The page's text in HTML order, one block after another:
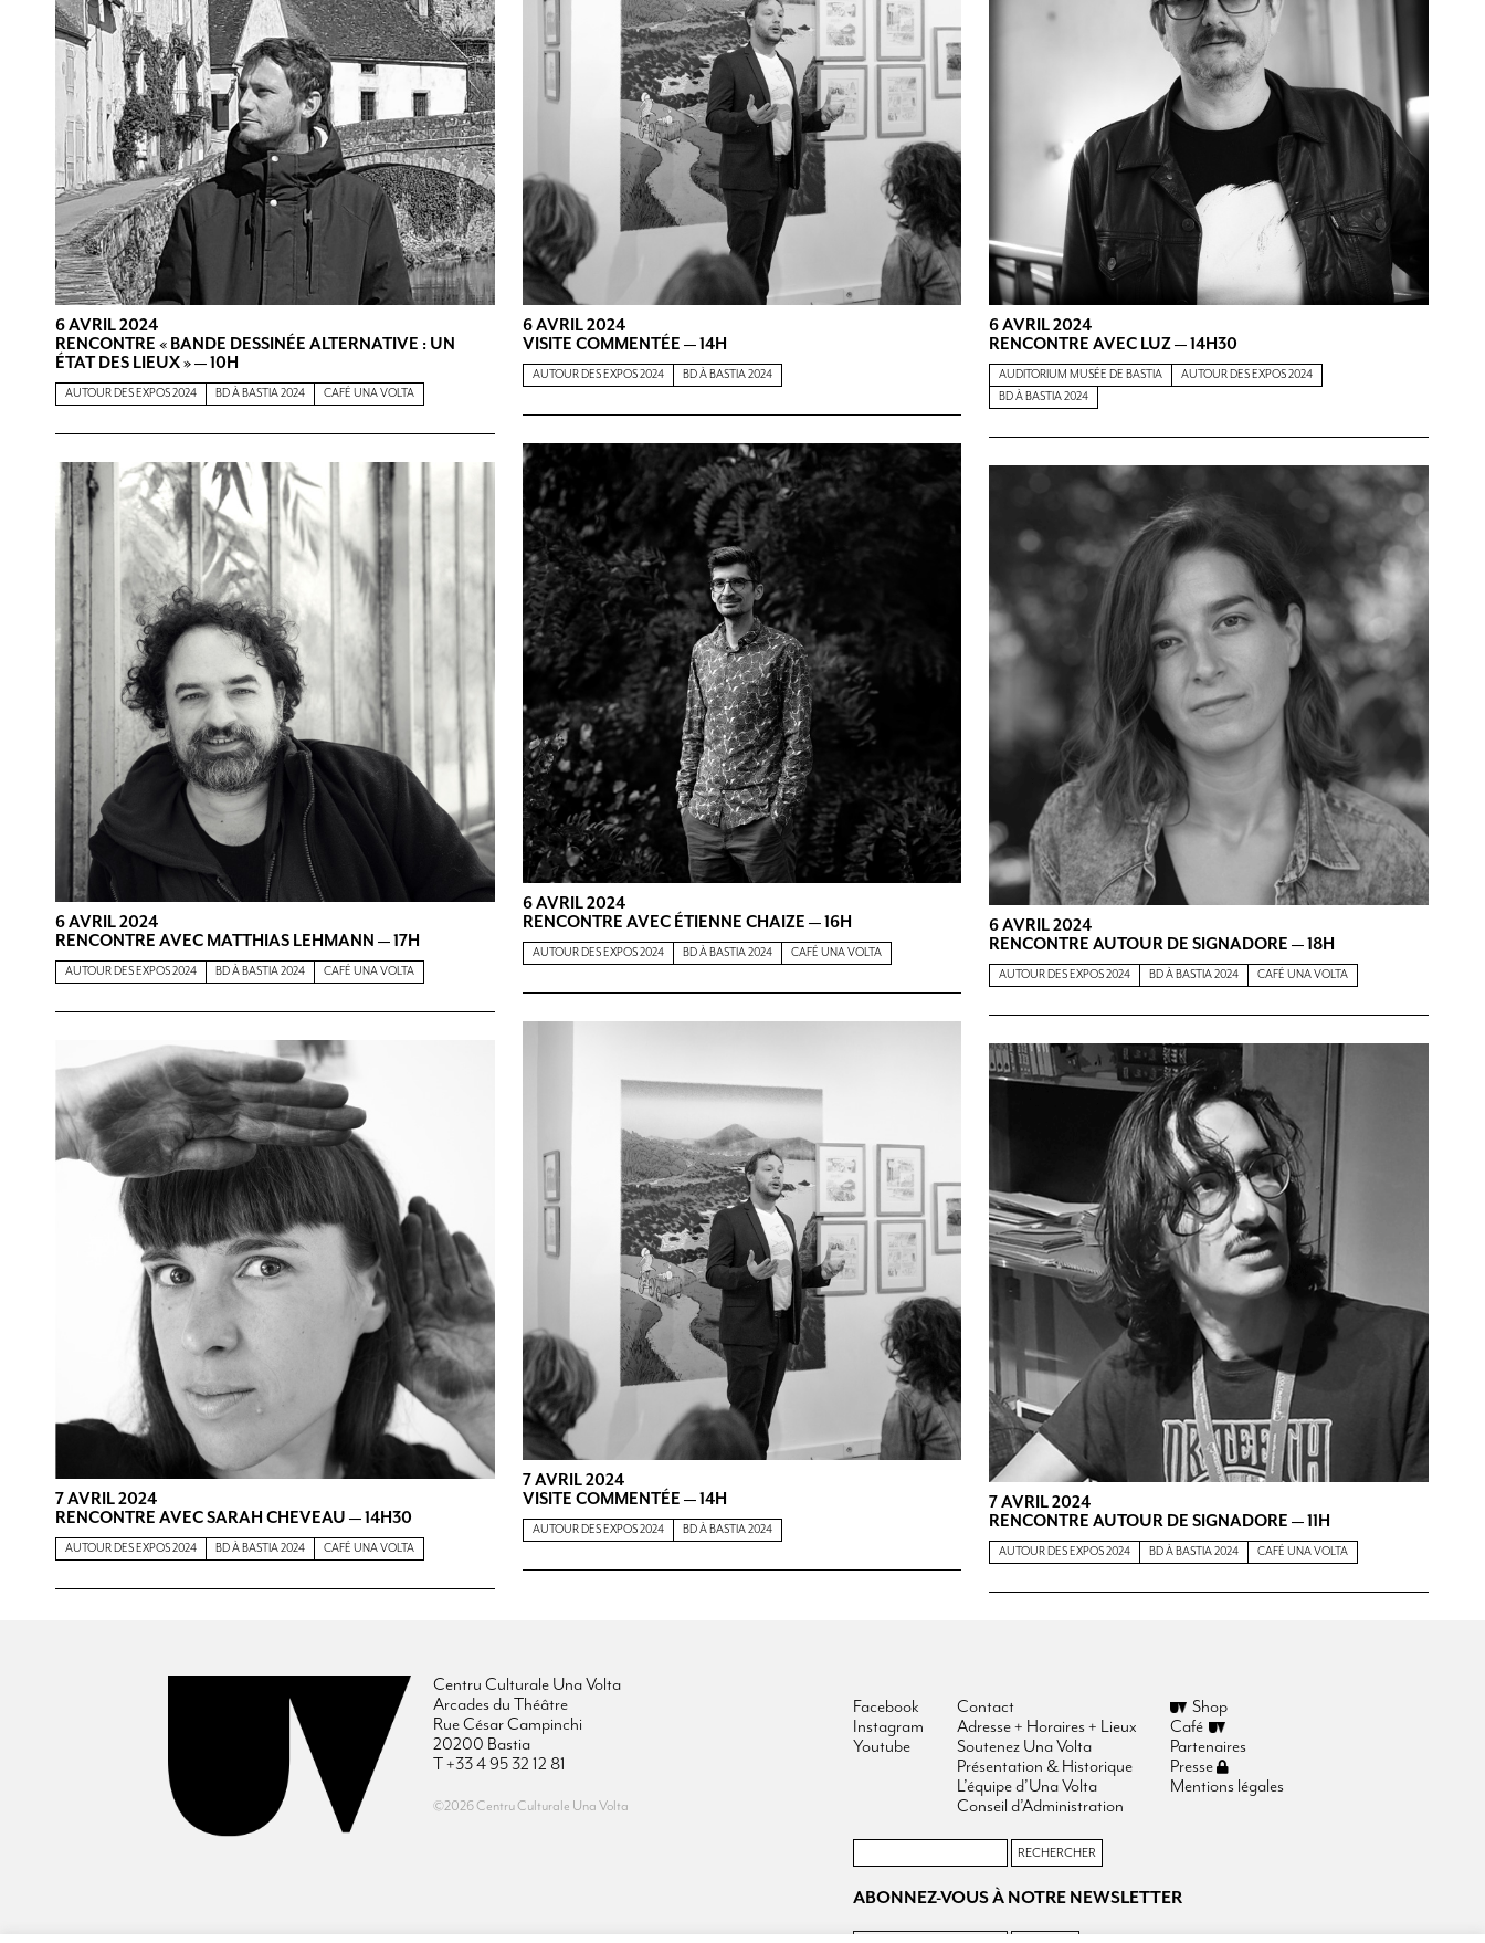
6 AVRIL 2024
RENCONTRE « BANDE DESSINÉE ALTERNATIVE : UN
ÉTAT DES LIEUX » — 10H
AUTOUR DES EXPOS 2024 BD À BASTIA 2024 CAFÉ UNA VOLTA
6 AVRIL 2024
VISITE COMMENTÉE — 14H
AUTOUR DES EXPOS 2024 BD À BASTIA 2024
6 AVRIL 2024
RENCONTRE AVEC LUZ — 14H30
AUDITORIUM MUSÉE DE BASTIA
AUTOUR DES EXPOS 2024
BD À BASTIA 2024
6 AVRIL 2024
RENCONTRE AVEC ÉTIENNE CHAIZE — 16H
AUTOUR DES EXPOS 2024 BD À BASTIA 2024 CAFÉ UNA VOLTA
6 AVRIL 2024
RENCONTRE AVEC MATTHIAS LEHMANN — 17H
AUTOUR DES EXPOS 2024 BD À BASTIA 2024 CAFÉ UNA VOLTA
6 AVRIL 2024
RENCONTRE AUTOUR DE SIGNADORE — 18H
AUTOUR DES EXPOS 2024 BD À BASTIA 2024 CAFÉ UNA VOLTA
7 AVRIL 2024
VISITE COMMENTÉE — 14H
AUTOUR DES EXPOS 2024 BD À BASTIA 2024
7 AVRIL 2024
RENCONTRE AVEC SARAH CHEVEAU — 14H30
AUTOUR DES EXPOS 2024 BD À BASTIA 2024 CAFÉ UNA VOLTA
7 AVRIL 2024
RENCONTRE AUTOUR DE SIGNADORE — 11H
AUTOUR DES EXPOS 2024 BD À BASTIA 2024 CAFÉ UNA VOLTA
Centru Culturale Una Volta
Arcades du Théâtre
Rue César Campinchi
20200 Bastia
T +33 4 95 32 12 81
©2026 Centru Culturale Una Volta
Facebook
Instagram
Youtube
Contact
Adresse + Horaires + Lieux
Soutenez Una Volta
Présentation & Historique
L’équipe d’Una Volta
Conseil d’Administration
Shop
Café
Partenaires
Presse
Mentions légales
ABONNEZ-VOUS À NOTRE NEWSLETTER